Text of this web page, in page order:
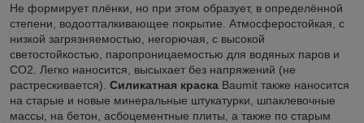
Не формирует плёнки, но при этом образует, в определённой
степени, водоотталкивающее покрытие. Атмосферостойкая, с
низкой загрязняемостью, негорючая, с высокой
светостойкостью, паропроницаемостью для водяных паров и
СО2. Легко наносится, высыхает без напряжений (не
растрескивается). Силикатная краска Baumit также наносится
на старые и новые минеральные штукатурки, шпаклевочные
массы, на бетон, асбоцементные плиты, а также по старым